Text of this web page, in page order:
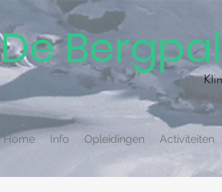
De
Home Info Opleidingen Activiteiten